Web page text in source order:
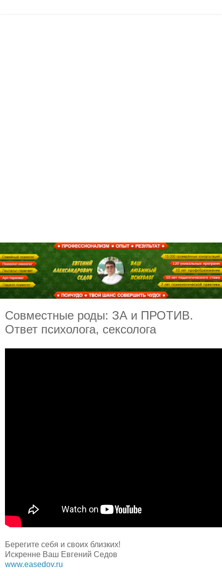
Совместные роды: ЗА и ПРОТИВ.
Ответ психолога, сексолога
Берегите себя и своих близких!
Искренне Ваш Евгений Седов
www.easedov.ru